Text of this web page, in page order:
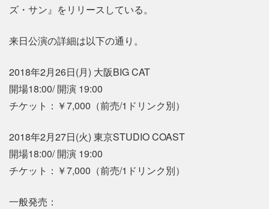
ズ・サン』をリリースしている。
来日公演の詳細は以下の通り。
2018年2月26日(月) 大阪BIG CAT
開場18:00/ 開演 19:00
チケット：￥7,000（前売/1ドリンク別）
2018年2月27日(火) 東京STUDIO COAST
開場18:00/ 開演 19:00
チケット：￥7,000（前売/1ドリンク別）
一般発売：